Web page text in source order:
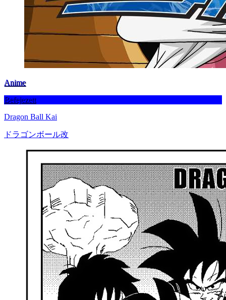
Anime
Befejezett
Dragon Ball Kai
ドラゴンボール改